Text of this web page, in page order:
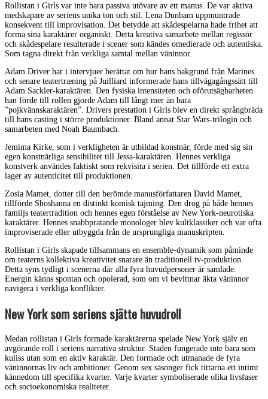
Rollistan i Girls var inte bara passiva utövare av ett manus. De var aktiva
medskapare av seriens unika ton och stil. Lena Dunham uppmuntrade
konsekvent till improvisation. Det betydde att skådespelarna hade frihet att
forma sina karaktärer organiskt. Detta kreativa samarbete mellan regissör
och skådespelare resulterade i scener som kändes omedierade och autentiska.
Som tagna direkt från verkliga samtal mellan väninnor.
Adam Driver har i intervjuer berättat om hur hans bakgrund från Marines
och senare teatertræning på Juilliard informerade hans tillvägagångssätt till
Adam Sackler-karaktären. Den fysiska intensiteten och oförutsägbarheten
han förde till rollen gjorde Adam till långt mer än bara
”pojkvännskaraktären”. Drivers prestation i Girls blev en direkt språngbräda
till hans casting i större produktioner. Bland annat Star Wars-trilogin och
samarbeten med Noah Baumbach.
Jemima Kirke, som i verkligheten är utbildad konstnär, förde med sig sin
egen konstnärliga sensibilitet till Jessa-karaktären. Hennes verkliga
konstverk användes faktiskt som rekvisita i serien. Det tillförde ett extra
lager av autenticitet till produktionen.
Zosia Mamet, dotter till den berömde manusförfattaren David Mamet,
tillförde Shoshanna en distinkt komisk tajming. Den drog på både hennes
familjs teatertradition och hennes egen förståelse av New York-neurotiska
karaktärer. Hennes snabbpratande monologer blev kultklassiker och var ofta
improviserade eller utbyggda från de ursprungliga manuskripten.
Rollistan i Girls skapade tillsammans en ensemble-dynamik som påminde
om teaterns kollektiva kreativitet snarare än traditionell tv-produktion.
Detta syns tydligt i scenerna där alla fyra huvudpersoner är samlade.
Energin känns spontan och opolerad, som om vi bevittnar äkta väninnor
navigera i verkliga konflikter.
New York som seriens sjätte huvudroll
Medan rollistan i Girls formade karaktärerna spelade New York själv en
avgörande roll i seriens narrativa struktur. Staden fungerade inte bara som
kuliss utan som en aktiv karaktär. Den formade och utmanade de fyra
väninnornas liv och ambitioner. Genom sex säsonger fick tittarna ett intimt
kännedom till specifika kvarter. Varje kvarter symboliserade olika livsfaser
och socioekonomiska realiteter.